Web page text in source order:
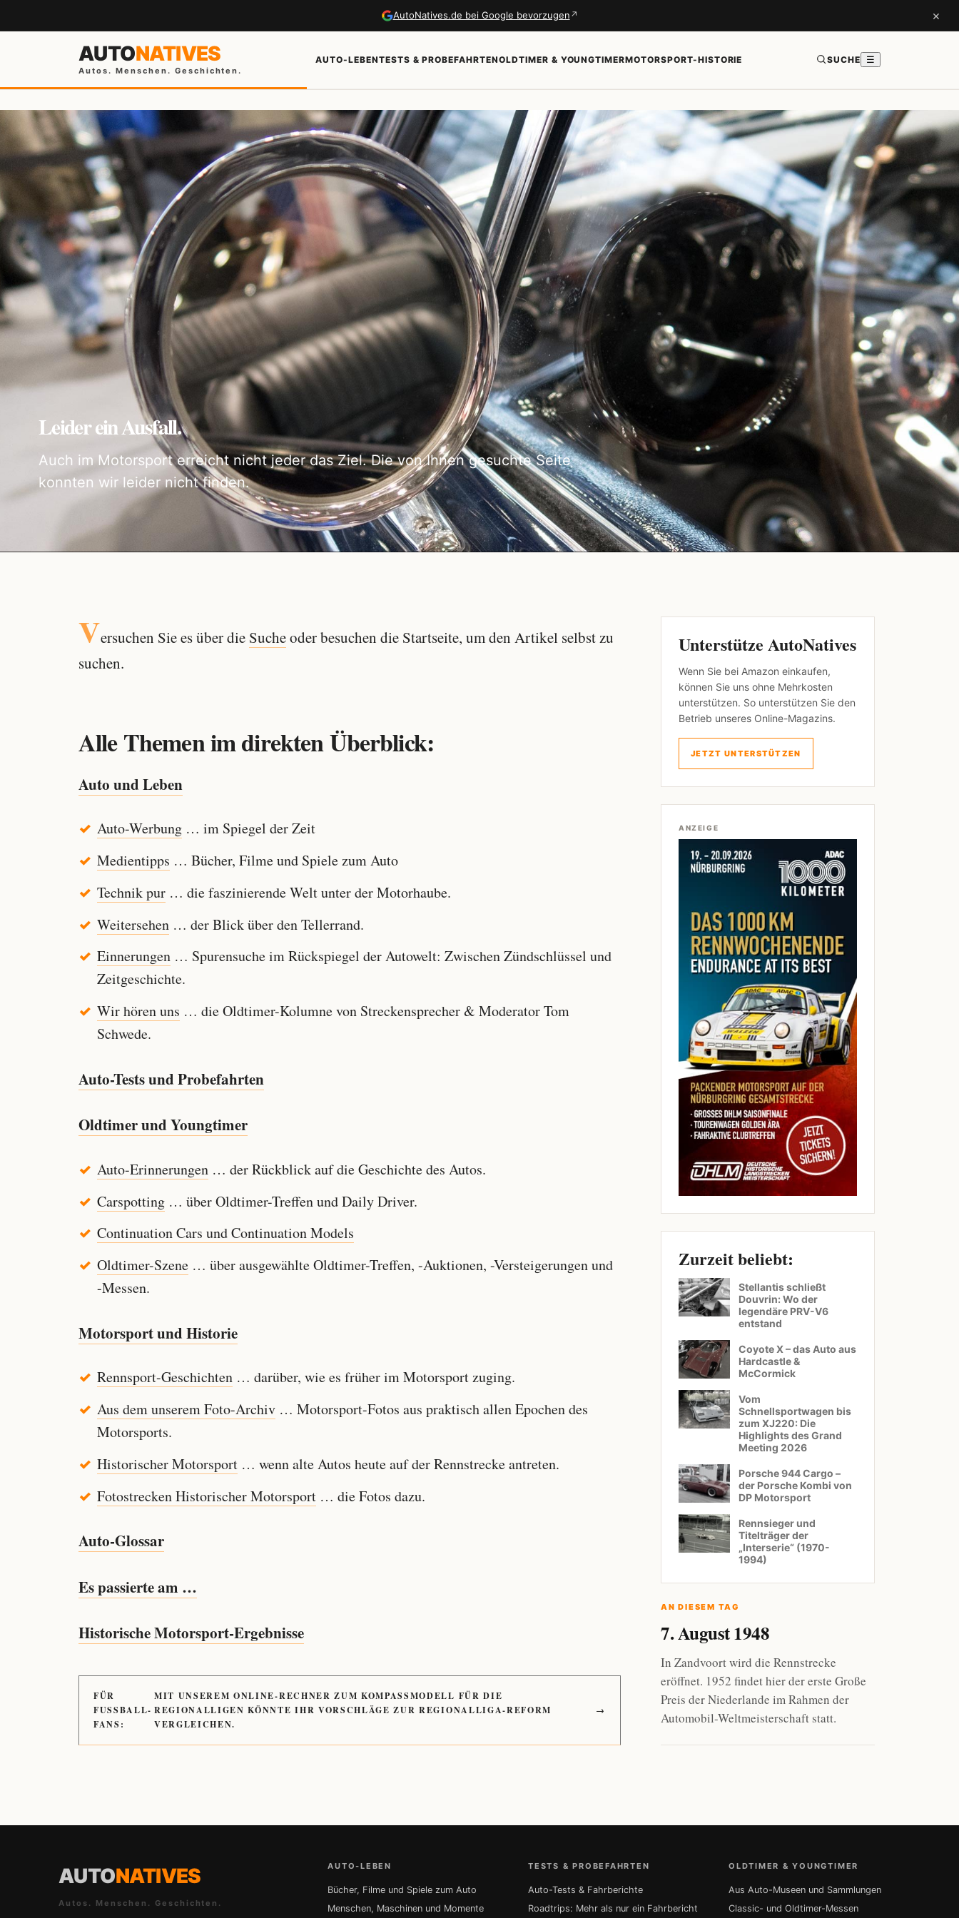
AutoNatives.de bei Google bevorzugen ↗ ×
AUTONATIVES
Autos. Menschen. Geschichten.
AUTO-LEBENTESTS & PROBEFAHRTENOLDTIMER & YOUNGTIMERMOTORSPORT-HISTORIE SUCHE ☰
Leider ein Ausfall.
Auch im Motorsport erreicht nicht jeder das Ziel. Die von Ihnen gesuchte Seite
konnten wir leider nicht finden.
Versuchen Sie es über die Sucheoder besuchen die Startseite, um den Artikel selbst zu
suchen.
Alle Themen im direkten Überblick:
Auto und Leben
Auto-Werbung… im Spiegel der Zeit
Medientipps … Bücher, Filme und Spiele zum Auto
Technik pur… die faszinierende Welt unter der Motorhaube.
Weitersehen… der Blick über den Tellerrand.
Einnerungen… Spurensuche im Rückspiegel der Autowelt: Zwischen Zündschlüssel und
Zeitgeschichte.
Wir hören uns … die Oldtimer-Kolumne von Streckensprecher & Moderator Tom
Schwede.
Auto-Tests und Probefahrten
Oldtimer und Youngtimer
Auto-Erinnerungen… der Rückblick auf die Geschichte des Autos.
Carspotting… über Oldtimer-Treffen und Daily Driver.
Continuation Cars und Continuation Models
Oldtimer-Szene… über ausgewählte Oldtimer-Treffen, -Auktionen, -Versteigerungen und
-Messen.
Motorsport und Historie
Rennsport-Geschichten… darüber, wie es früher im Motorsport zuging.
Aus dem unserem Foto-Archiv… Motorsport-Fotos aus praktisch allen Epochen des
Motorsports.
Historischer Motorsport… wenn alte Autos heute auf der Rennstrecke antreten.
Fotostrecken Historischer Motorsport… die Fotos dazu.
Auto-Glossar
Es passierte am …
Historische Motorsport-Ergebnisse
FÜR
FUSSBALL-
FANS:
MIT UNSEREM ONLINE-RECHNER ZUM KOMPASSMODELL FÜR DIE
REGIONALLIGEN KÖNNTE IHR VORSCHLÄGE ZUR REGIONALLIGA-REFORM
VERGLEICHEN.
→
Unterstütze AutoNatives
Wenn Sie bei Amazon einkaufen,
können Sie uns ohne Mehrkosten
unterstützen. So unterstützen Sie den
Betrieb unseres Online-Magazins.
JETZT UNTERSTÜTZEN
ANZEIGE
Zurzeit beliebt:
Stellantis schließt
Douvrin: Wo der
legendäre PRV-V6
entstand
Coyote X – das Auto aus
Hardcastle &
McCormick
Vom
Schnellsportwagen bis
zum XJ220: Die
Highlights des Grand
Meeting 2026
Porsche 944 Cargo –
der Porsche Kombi von
DP Motorsport
Rennsieger und
Titelträger der
„Interserie“ (1970-
1994)
AN DIESEM TAG
7. August 1948
In Zandvoort wird die Rennstrecke
eröffnet. 1952 findet hier der erste Große
Preis der Niederlande im Rahmen der
Automobil-Weltmeisterschaft statt.
AUTONATIVES
Autos. Menschen. Geschichten.
AUTO-LEBEN
Bücher, Filme und Spiele zum Auto
Menschen, Maschinen und Momente
TESTS & PROBEFAHRTEN
Auto-Tests & Fahrberichte
Roadtrips: Mehr als nur ein Fahrbericht
OLDTIMER & YOUNGTIMER
Aus Auto-Museen und Sammlungen
Classic- und Oldtimer-Messen